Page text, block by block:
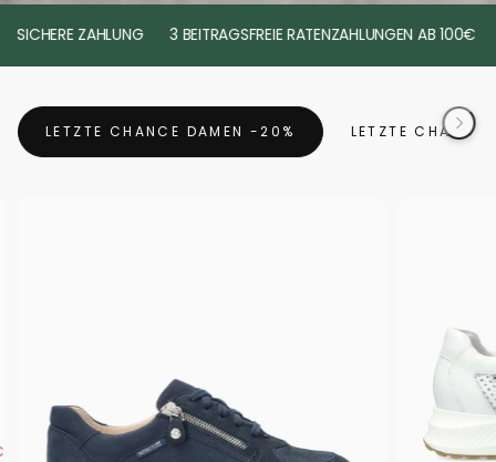
ZAHLUNG 3 BEITRAGSFREIE RATENZAHLUNGEN AB 100€
LETZTE CHANCE DAMEN -20% LETZTE CHANCE